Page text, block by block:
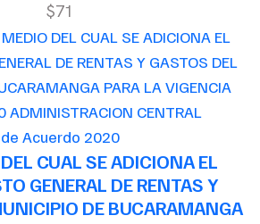
$71
de Acuerdo 2020
CUAL SE ADICIONA EL
GENERAL DE RENTAS Y
DE BUCARAMANGA